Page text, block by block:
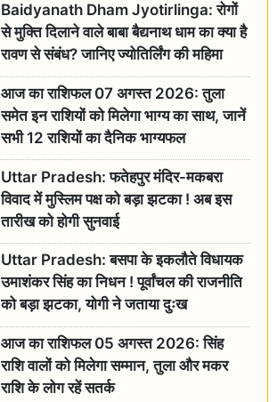
Baidyanath Dham Jyotirlinga: रोगों
से मुक्ति दिलाने वाले बाबा बैद्यनाथ धाम का क्या है
रावण से संबंध? जानिए ज्योतिर्लिंग की महिमा
आज का राशिफल 07 अगस्त 2026: तुला
समेत इन राशियों को मिलेगा भाग्य का साथ, जानें
सभी 12 राशियों का दैनिक भाग्यफल
Uttar Pradesh: फतेहपुर मंदिर-मकबरा
विवाद में मुस्लिम पक्ष को बड़ा झटका ! अब इस
तारीख को होगी सुनवाई
Uttar Pradesh: बसपा के इकलौते विधायक
उमाशंकर सिंह का निधन ! पूर्वांचल की राजनीति
को बड़ा झटका, योगी ने जताया दुःख
आज का राशिफल 05 अगस्त 2026: सिंह
राशि वालों को मिलेगा सम्मान, तुला और मकर
राशि के लोग रहें सतर्क